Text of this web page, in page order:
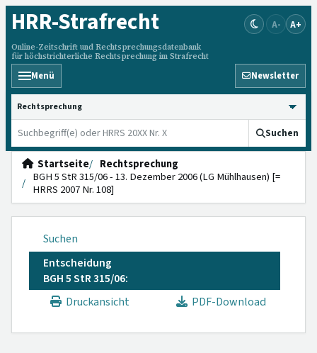
HRR-Strafrecht
Online-Zeitschrift und Rechtsprechungsdatenbank
für höchstrichterliche Rechtsprechung im Strafrecht
A- A+
Menü Newsletter
HRRS durchsuchen
Suchen
Startseite
Rechtsprechung
BGH 5 StR 315/06 - 13. Dezember 2006 (LG Mühlhausen) [=
HRRS 2007 Nr. 108]
Suchen
Entscheidung
BGH 5 StR 315/06:
Druckansicht
PDF-Download